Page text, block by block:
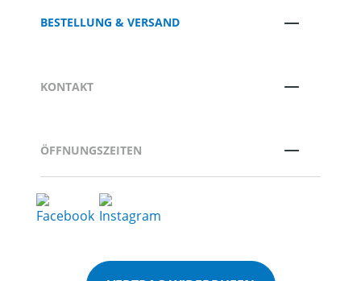
BESTELLUNG & VERSAND
KONTAKT
ÖFFNUNGSZEITEN